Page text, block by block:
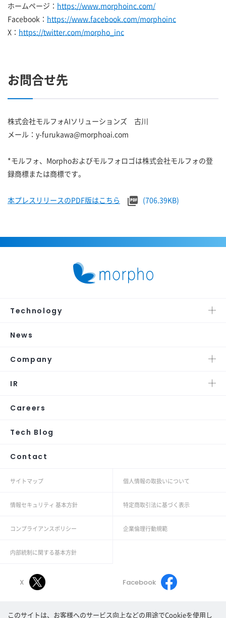
このサイトは、お客様へのサービス向上などの用途でCookieを使用し
ホームページ： https://www.morphoinc.com/
Facebook： https://www.facebook.com/morphoinc
X： https://twitter.com/morpho_inc
お問合せ先
株式会社モルフォAIソリューションズ 古川
メール：y-furukawa@morphoai.com
*モルフォ、Morphoおよびモルフォロゴは株式会社モルフォの登
録商標または商標です。
本プレスリリースのPDF版はこちら (706.39KB)
Technology
News
Company
IR
Careers
Tech Blog
Contact
サイトマップ 個人情報の取扱いについて
情報セキュリティ 基本方針 特定商取引法に基づく表示
コンプライアンスポリシー 企業倫理行動規範
内部統制に関する基本方針
X Facebook